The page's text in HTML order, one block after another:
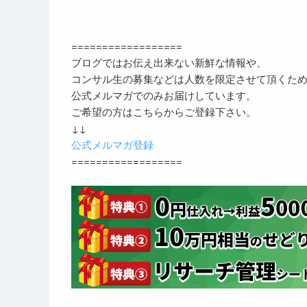
==================
ブログではお伝え出来ない新鮮な情報や、
コンサル生の募集などは人数を限定させて頂くため
公式メルマガでのみお届けしています。
ご希望の方はこちらからご登録下さい。
↓↓
公式メルマガ登録
==================